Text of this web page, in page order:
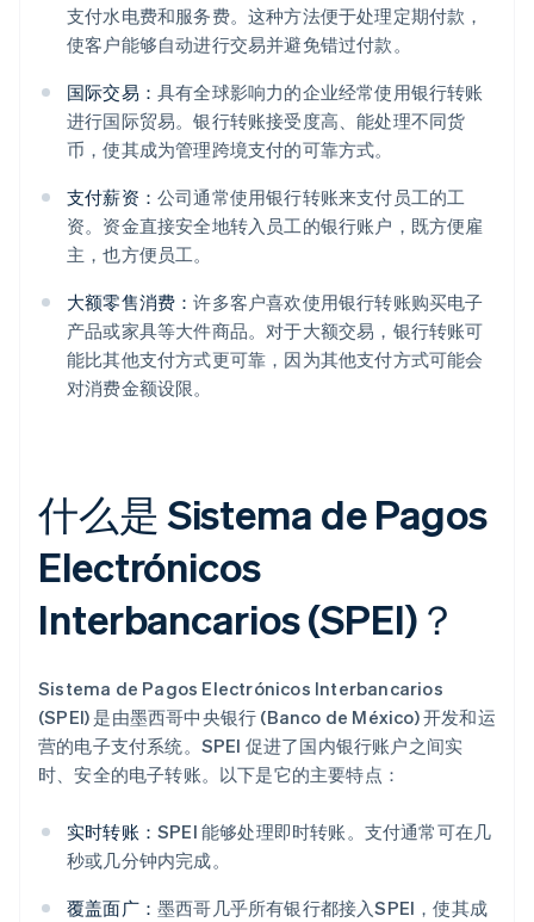
支付水电费和服务费。这种方法便于处理定期付款，
使客户能够自动进行交易并避免错过付款。
国际交易： 具有全球影响力的企业经常使用银行转账
进行国际贸易。银行转账接受度高、能处理不同货
币，使其成为管理跨境支付的可靠方式。
支付薪资： 公司通常使用银行转账来支付员工的工
资。资金直接安全地转入员工的银行账户，既方便雇
主，也方便员工。
大额零售消费：许多客户喜欢使用银行转账购买电子
产品或家具等大件商品。对于大额交易，银行转账可
能比其他支付方式更可靠，因为其他支付方式可能会
对消费金额设限。
什么是 Sistema de Pagos
Electrónicos
Interbancarios (SPEI)？
Sistema de Pagos Electrónicos Interbancarios
(SPEI) 是由墨西哥中央银行 (Banco de México) 开发和运
营的电子支付系统。SPEI 促进了国内银行账户之间实
时、安全的电子转账。以下是它的主要特点：
实时转账： SPEI 能够处理即时转账。支付通常可在几
秒或几分钟内完成。
覆盖面广： 墨西哥几乎所有银行都接入SPEI，使其成